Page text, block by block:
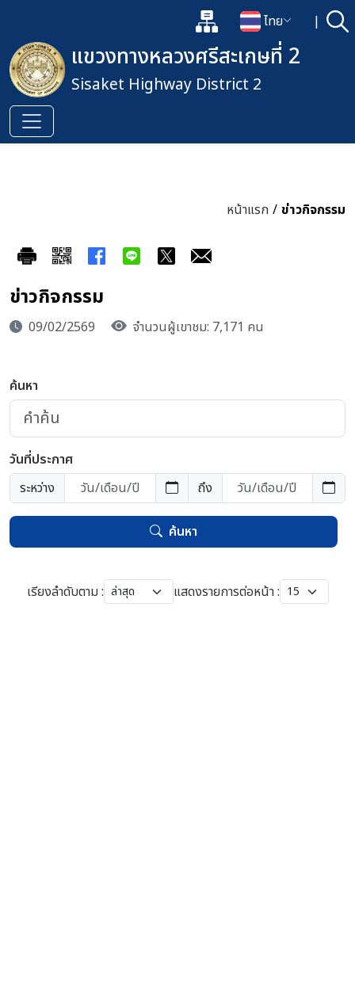
แผนผังเว็บไซต์
เปลี่ยนภาษา
ไทย | ค้
เปิดกล่องค้นหาข้อมูลหลักของเ
แขวงทางหลวงศรีสะเกษที่ 2
Sisaket Highway District 2
หน้าแรก / ข่าวกิจกรรม
ข่าวกิจกรรม
09/02/2569 จำนวนผู้เขาชม: 7,171 คน
ค้นหา
วันที่ประกาศ
ระหว่าง
ถึง
ค้นหา
เรียงลำดับตาม : แสดงรายการต่อหน้า :